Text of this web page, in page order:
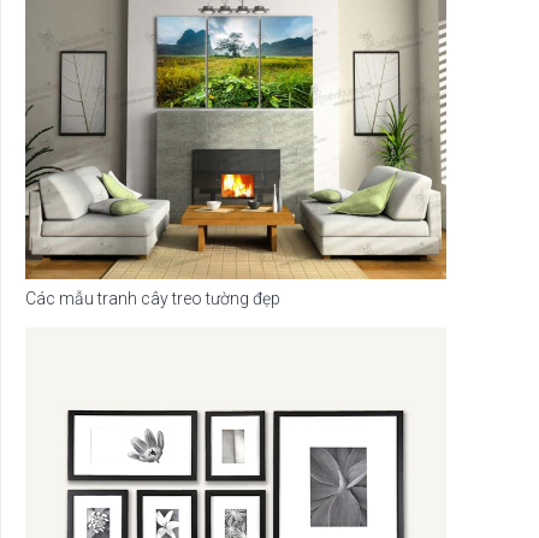
Các mẫu tranh cây treo tường đẹp